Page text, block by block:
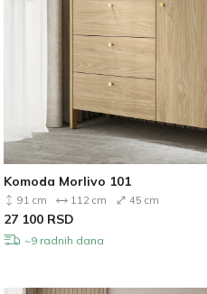
Komoda Morlivo 101
91 cm 112 cm 45 cm
27 100 RSD
~9 radnih dana